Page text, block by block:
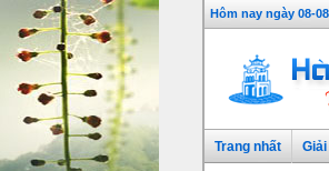
Hôm nay ngày 08-
Trang nhất